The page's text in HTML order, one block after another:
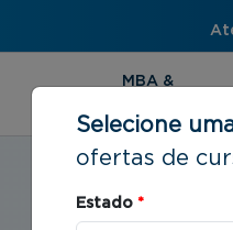
MBA &
Selecione
ofertas de
Estado *